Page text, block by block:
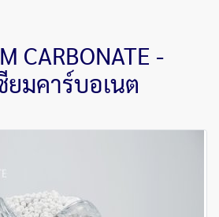
CARBONATE -
ยมคาร์บอเนต